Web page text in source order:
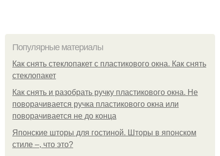
Популярные материалы
Как снять стеклопакет с пластикового окна. Как снять
стеклопакет
Как снять и разобрать ручку пластикового окна. Не
поворачивается ручка пластикового окна или
поворачивается не до конца
Японские шторы для гостиной. Шторы в японском
стиле –, что это?